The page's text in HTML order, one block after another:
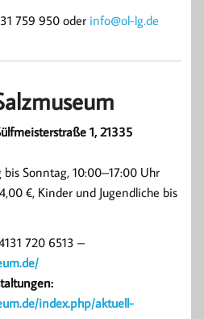
759 950 oder info@ol-lg.de
1, 21335
Sonntag, 10:00–17:00 Uhr
€, Kinder und Jugendliche bis
720 6513 –
index.php/aktuell-